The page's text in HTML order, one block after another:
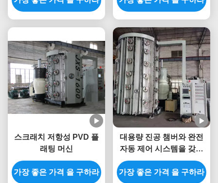
스크래치 저항성 PVD 플
래팅 머신
가장 좋은 가격 을 구하라
대용량 진공 챔버와 완전
자동 제어 시스템을 갖춘
대용량 PVD 코팅기
가장 좋은 가격 을 구하라